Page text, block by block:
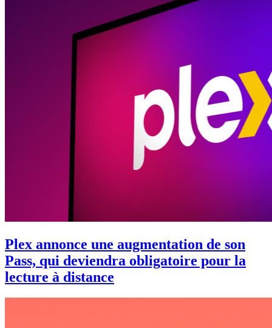
Plex annonce une augmentation de son
Pass, qui deviendra obligatoire pour la
lecture à distance